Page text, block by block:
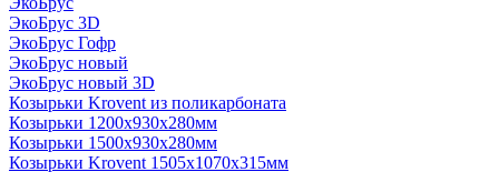
ЭкоБрус 3D
ЭкоБрус Гофр
ЭкоБрус новый
ЭкоБрус новый 3D
Козырьки Krovent из поликарбоната
Козырьки 1200х930х280мм
Козырьки 1500х930х280мм
Козырьки Krovent 1505х1070х315мм